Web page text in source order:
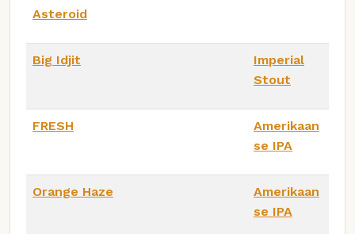
Asteroid
Big Idjit
Imperial
Stout
FRESH
Amerikaan
se IPA
Orange Haze
Amerikaan
se IPA